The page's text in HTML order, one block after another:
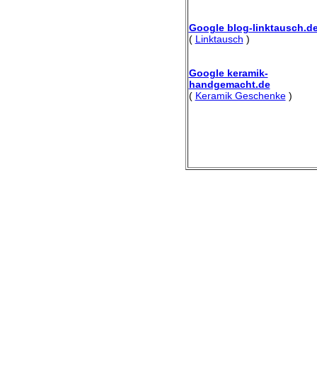
Google blog-
( Linktausch )
Google keramik-
handgemacht.de
( Keramik Geschenke)